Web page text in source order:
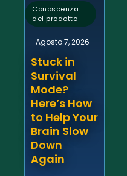
Conoscenza
del prodotto
Agosto 7, 2026
Stuck in
Survival
Mode?
Here’s How
to Help Your
Brain Slow
Down
Again